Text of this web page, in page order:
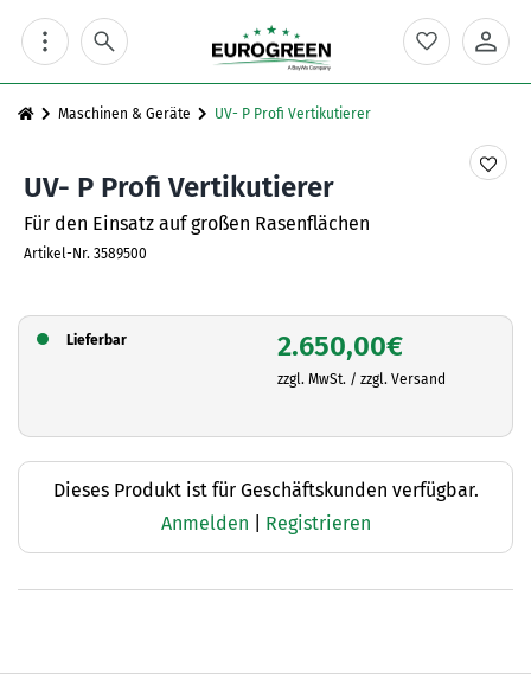
Skip
content
Maschinen & Geräte UV- P Profi Vertikutierer
UV- P Profi Vertikutierer
Für den Einsatz auf großen Rasenflächen
Artikel-Nr. 3589500
Lieferbar 2.650,00€
zzgl. MwSt. / zzgl. Versand
Dieses Produkt ist für Geschäftskunden verfügbar.
Anmelden
Registrieren